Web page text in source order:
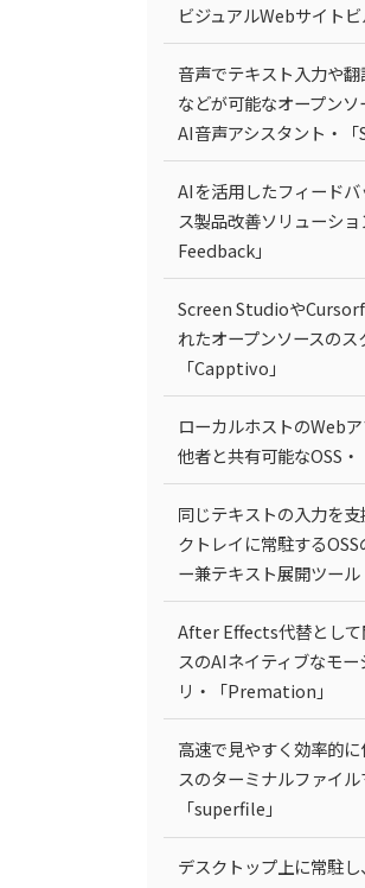
ビジュアルWebサイト
音声でテキスト入力や
などが可能なオープン
AI音声アシスタント・「
AIを活用したフィード
ス製品改善ソリューシ
Feedback」
Screen Studioや
れたオープンソースのス
「Capptivo」
ローカルホストのWeb
他者と共有可能なOSS・
同じテキストの入力を
クトレイに常駐する
ー兼テキスト展開ツール
After Effects代替として
スのAIネイティブなモ
リ・「Premation」
高速で見やすく効率的
スのターミナルファイル
「superfile」
デスクトップ上に常駐